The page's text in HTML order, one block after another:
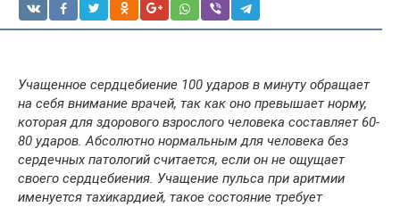
Учащенное сердцебиение 100 ударов в минуту обращает
на себя внимание врачей, так как оно превышает норму,
которая для здорового взрослого человека составляет 60-
80 ударов. Абсолютно нормальным для человека без
сердечных патологий считается, если он не ощущает
своего сердцебиения. Учащение пульса при аритмии
именуется тахикардией, такое состояние требует